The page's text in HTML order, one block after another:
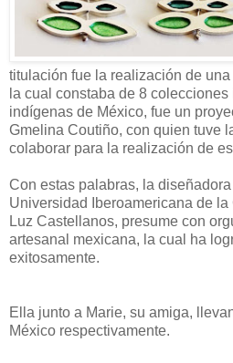
titulación fue la realización de
la cual constaba de 8
indígenas de México, fue un
Gmelina Coutiño, con quien tuve
colaborar para la realización de
Con estas palabras, la
Universidad Iberoamericana de
Luz Castellanos, presume con
artesanal mexicana, la cual ha
exitosamente.
Ella junto a Marie, su amiga,
México respectivamente.